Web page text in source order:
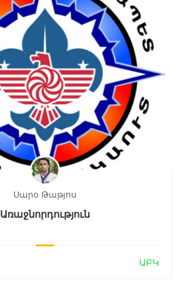
Սարօ Թաթյոս
Առաջնորդություն
ԱԲԿ